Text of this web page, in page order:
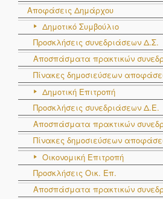
Αποφάσεις Δημάρχου
Δημοτικό Συμβούλιο
Προσκλήσεις συνεδριάσεων Δ.Σ.
Αποσπάσματα πρακτικών
Πίνακες δημοσιεύσεων
Δημοτική Επιτροπή
Προσκλήσεις συνεδριάσεων Δ.Ε.
Αποσπάσματα πρακτικών
Πίνακες δημοσιεύσεων
Οικονομική Επιτροπή
Προσκλήσεις Οικ. Επ.
Αποσπάσματα πρακτικών